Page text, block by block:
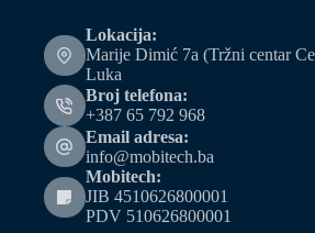
Lokacija:
Marije Dimić 7a (Tržni centar
Luka
Broj telefona:
+387 65 792 968
Email adresa:
info@mobitech.ba
Mobitech:
JIB 4510626800001
PDV 510626800001